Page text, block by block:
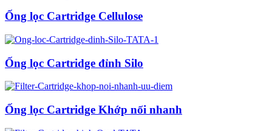
Ống lọc Cartridge Cellulose
Ống lọc Cartridge đỉnh Silo
Ống lọc Cartridge Khớp nối nhanh